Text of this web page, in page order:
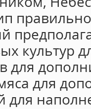
культур
для
для
для